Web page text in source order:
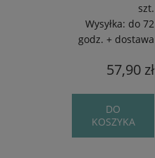
szt.
Wysyłka: do 72
godz. + dostawa
57,90 zł
DO
KOSZYKA